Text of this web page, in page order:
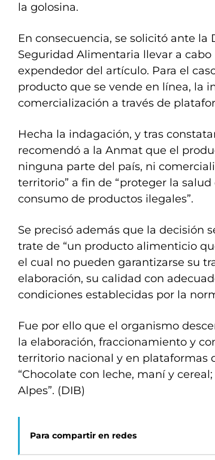
la golosina.
En consecuencia, se solicitó ante
Seguridad Alimentaria llevar a
expendedor del artículo. Para el
producto que se vende en línea, la
comercialización a través de
Hecha la indagación, y tras
recomendó a la Anmat que el
ninguna parte del país, ni
territorio” a fin de “proteger la
consumo de productos ilegales”.
Se precisó además que la decisión
trate de “un producto alimenticio
el cual no pueden garantizarse su
elaboración, su calidad con
condiciones establecidas por la
Fue por ello que el organismo
la elaboración, fraccionamiento y
territorio nacional y en plataformas
“Chocolate con leche, maní y
Alpes”. (DIB)
Para compartir en redes